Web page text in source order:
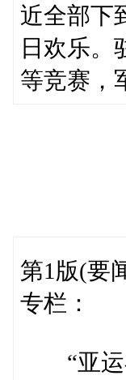
近全部下
日欢乐。
等竞赛，
第1版(要
专栏：
“亚运